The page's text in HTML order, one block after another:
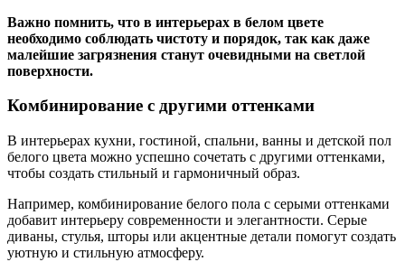
Важно помнить, что в интерьерах в белом цвете
необходимо соблюдать чистоту и порядок, так как даже
малейшие загрязнения станут очевидными на светлой
поверхности.
Комбинирование с другими оттенками
В интерьерах кухни, гостиной, спальни, ванны и детской пол
белого цвета можно успешно сочетать с другими оттенками,
чтобы создать стильный и гармоничный образ.
Например, комбинирование белого пола с серыми оттенками
добавит интерьеру современности и элегантности. Серые
диваны, стулья, шторы или акцентные детали помогут создать
уютную и стильную атмосферу.